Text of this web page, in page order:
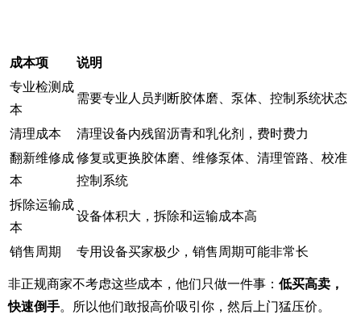
成本项
说明
专业检测成
本
需要专业人员判断胶体磨、泵体、控制系统状态
清理成本
清理设备内残留沥青和乳化剂，费时费力
翻新维修成
本
修复或更换胶体磨、维修泵体、清理管路、校准
控制系统
拆除运输成
本
设备体积大，拆除和运输成本高
销售周期 专用设备买家极少，销售周期可能非常长
非正规商家不考虑这些成本，他们只做一件事： 低买高卖，
快速倒手。所以他们敢报高价吸引你，然后上门猛压价。